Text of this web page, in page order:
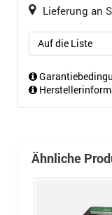
Lieferung an
Auf die Liste
Ähnliche